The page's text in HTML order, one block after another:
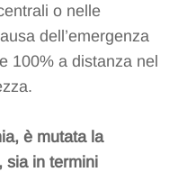
o nelle
dell’emergenza
100% a distanza nel
è mutata la
sia in termini